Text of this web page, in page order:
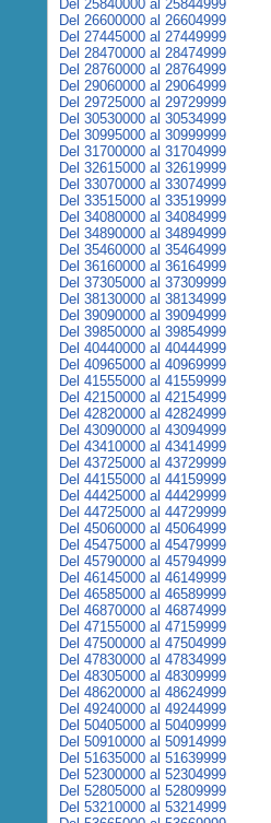
Del 25840000 al 25844999
Del 26600000 al 26604999
Del 27445000 al 27449999
Del 28470000 al 28474999
Del 28760000 al 28764999
Del 29060000 al 29064999
Del 29725000 al 29729999
Del 30530000 al 30534999
Del 30995000 al 30999999
Del 31700000 al 31704999
Del 32615000 al 32619999
Del 33070000 al 33074999
Del 33515000 al 33519999
Del 34080000 al 34084999
Del 34890000 al 34894999
Del 35460000 al 35464999
Del 36160000 al 36164999
Del 37305000 al 37309999
Del 38130000 al 38134999
Del 39090000 al 39094999
Del 39850000 al 39854999
Del 40440000 al 40444999
Del 40965000 al 40969999
Del 41555000 al 41559999
Del 42150000 al 42154999
Del 42820000 al 42824999
Del 43090000 al 43094999
Del 43410000 al 43414999
Del 43725000 al 43729999
Del 44155000 al 44159999
Del 44425000 al 44429999
Del 44725000 al 44729999
Del 45060000 al 45064999
Del 45475000 al 45479999
Del 45790000 al 45794999
Del 46145000 al 46149999
Del 46585000 al 46589999
Del 46870000 al 46874999
Del 47155000 al 47159999
Del 47500000 al 47504999
Del 47830000 al 47834999
Del 48305000 al 48309999
Del 48620000 al 48624999
Del 49240000 al 49244999
Del 50405000 al 50409999
Del 50910000 al 50914999
Del 51635000 al 51639999
Del 52300000 al 52304999
Del 52805000 al 52809999
Del 53210000 al 53214999